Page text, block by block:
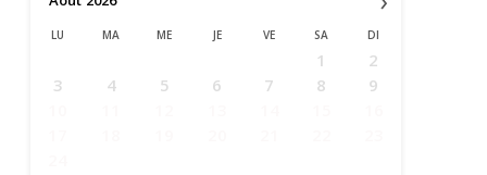
LU MA ME JE VE SA DI
1
2
3
4 5 6 7 8
9